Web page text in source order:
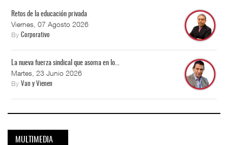
Retos de la educación privada
Viernes, 07 Agosto 2026
By Corporativo
La nueva fuerza sindical que asoma en lo...
Martes, 23 Junio 2026
By Van y Vienen
MULTIMEDIA